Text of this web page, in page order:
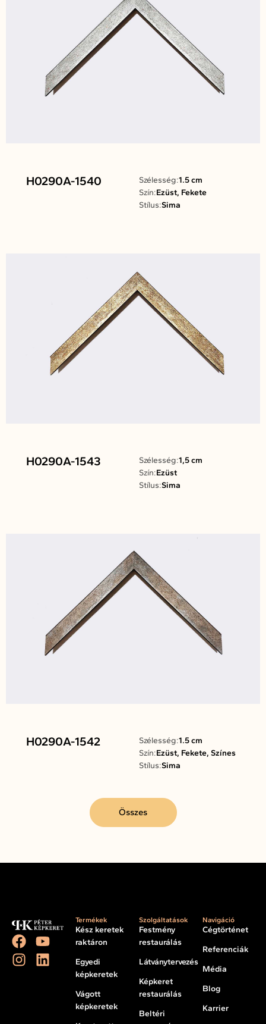
H0290A-1540 Szélesség:1.5 cm
Szín:Ezüst, Fekete
Stílus:Sima
H0290A-1543 Szélesség:1,5 cm
Szín:Ezüst
Stílus:Sima
H0290A-1542 Szélesség:1.5 cm
Szín:Ezüst, Fekete, Színes
Stílus:Sima
Összes
Termékek
Kész keretek
raktáron
Egyedi
képkeretek
Vágott
képkeretek
Szolgáltatások
Festmény
restaurálás
Látványtervezés
Képkeret
restaurálás
Beltéri
Navigáció
Cégtörténet
Referenciák
Média
Blog
Karrier